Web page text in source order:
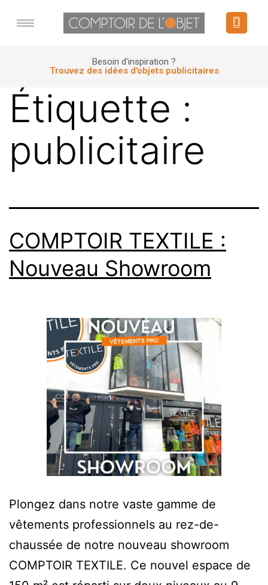
Besoin d'inspiration ?
Trouvez des idées d'objets publicitaires
Étiquette :
publicitaire
COMPTOIR TEXTILE :
Nouveau Showroom
Plongez dans notre vaste gamme de
vêtements professionnels au rez-de-
chaussée de notre nouveau showroom
COMPTOIR TEXTILE. Ce nouvel espace de
Panneau de gestion des cookies